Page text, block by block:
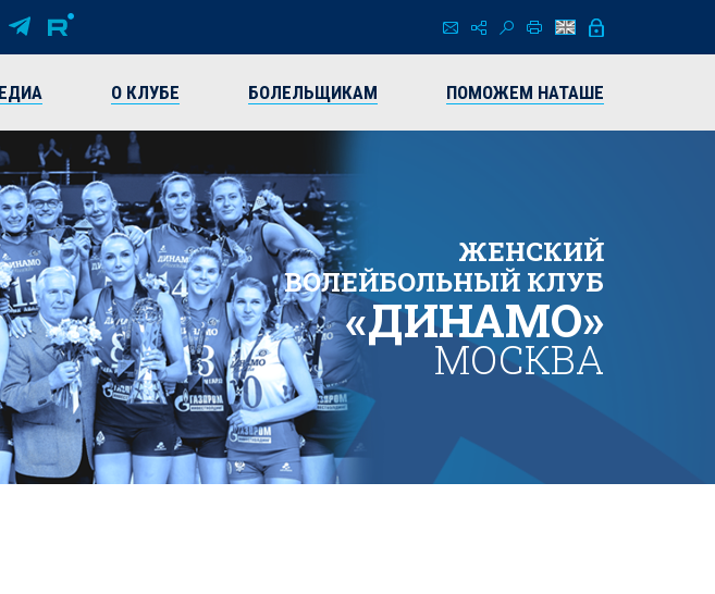
О КЛУБЕ БОЛЕЛЬЩИКАМ ПОМОЖЕМ НАТАШЕ
ЖЕНСКИЙ
ВОЛЕЙБОЛЬНЫЙ КЛУБ
«ДИНАМО»
МОСКВА